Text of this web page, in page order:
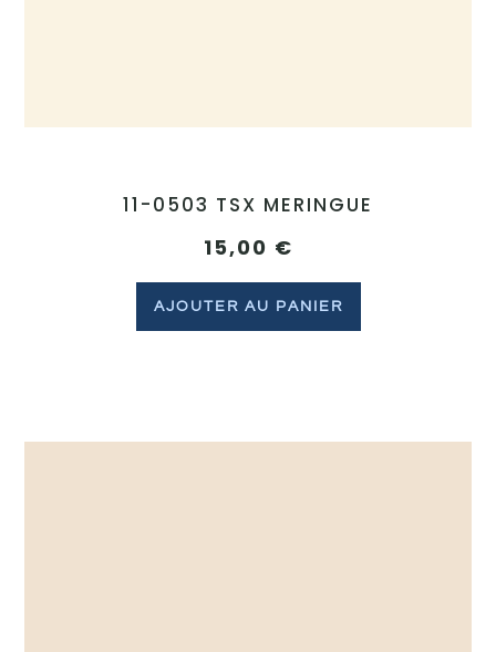
11-0503 TSX MERINGUE
15,00 €
AJOUTER AU PANIER